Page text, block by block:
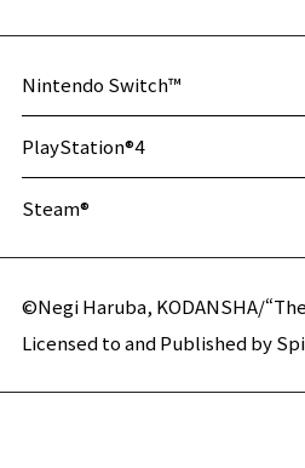
Nintendo Switch™
PlayStation®4
Steam®
©Negi Haruba, KODANSHA/
Licensed to and Published by